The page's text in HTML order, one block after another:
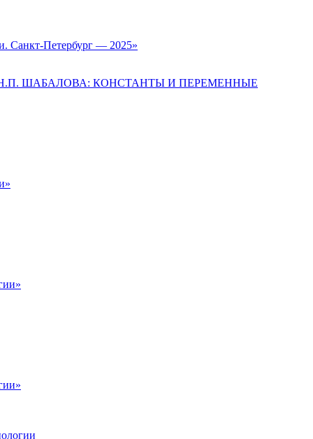
Санкт-Петербург — 2025»
Н.П. ШАБАЛОВА: КОНСТАНТЫ И ПЕРЕМЕННЫЕ